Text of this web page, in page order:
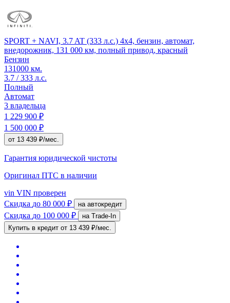
SPORT + NAVI, 3.7 AT (333 л.с.) 4x4, бензин, автомат,
внедорожник, 131 000 км, полный привод, красный
Бензин
131000 км.
3.7 / 333 л.с.
Полный
Автомат
3 владельца
1 229 900 ₽
1 500 000 ₽
от 13 439 ₽/мес.
Гарантия юридической чистоты
Оригинал ПТС в наличии
vin VIN проверен
Скидка до 80 000 ₽ на автокредит
Скидка до 100 000 ₽
на Trade-In
Купить в кредит от 13 439 ₽/мес.